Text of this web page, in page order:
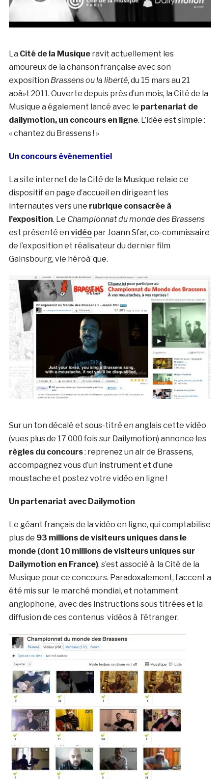
La Cité de la Musiqueravit actuellement les
amoureux de la chanson française avec son
exposition Brassens ou la liberté, du 15 mars au 21
aoà»t 2011. Ouverte depuis près d’un mois, la Cité de la
Musique a également lancé avec le partenariat de
dailymotion, un concours en ligne. L’idée est simple :
« chantez du Brassens ! »
Un concours évènementiel
La site internet de la Cité de la Musique relaie ce
dispositif en page d’accueil en dirigeant les
internautes vers une rubrique consacrée à
l’exposition. Le Championnat du monde des Brassens
est présenté en vidéopar Joann Sfar, co-commissaire
de l’exposition et réalisateur du dernier film
Gainsbourg, vie héroà¯que.
Sur un ton décalé et sous-titré en anglais cette vidéo
(vues plus de 17 000 fois sur Dailymotion) annonce les
règles du concours: reprenez un air de Brassens,
accompagnez vous d’un instrument et d’une
moustache et postez votre vidéo en ligne !
Un partenariat avec Dailymotion
Le géant français de la vidéo en ligne, qui comptabilise
plus de 93 millions de visiteurs uniques dans le
monde (dont 10 millions de visiteurs uniques sur
Dailymotion en France), s’est associé à la Cité de la
Musique pour ce concours. Paradoxalement, l’accent a
été mis sur le marché mondial, et notamment
anglophone, avec des instructions sous titrées et la
diffusion de ces contenus vidéos à l’étranger.